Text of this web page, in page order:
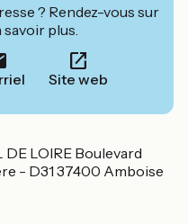
? Rendez-vous sur
savoir plus.
Site web
DE LOIRE Boulevard
- D31 37400 Amboise